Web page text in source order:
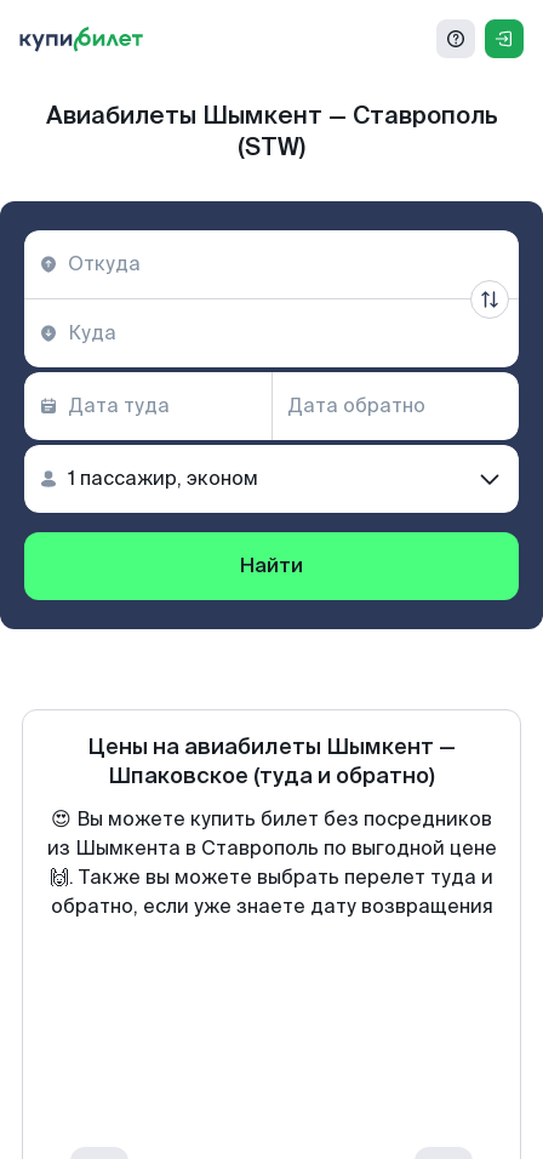
Авиабилеты Шымкент — Ставрополь
(STW)
Найти
Цены на авиабилеты Шымкент —
Шпаковское (туда и обратно)
😍 Вы можете купить билет без посредников
из Шымкента в Ставрополь по выгодной цене
🙌. Также вы можете выбрать перелет туда и
обратно, если уже знаете дату возвращения